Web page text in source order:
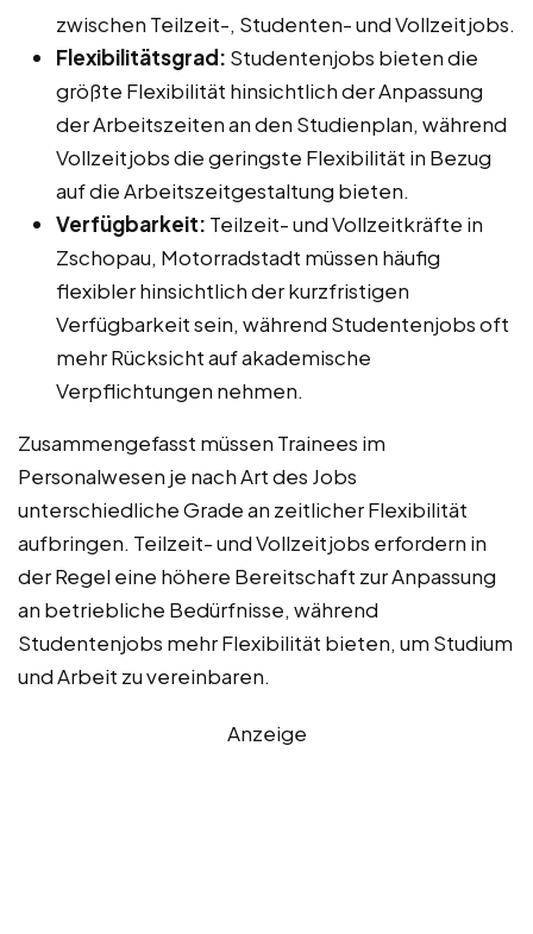
zwischen Teilzeit-, Studenten- und Vollzeitjobs.
Flexibilitätsgrad: Studentenjobs bieten die
größte Flexibilität hinsichtlich der Anpassung
der Arbeitszeiten an den Studienplan, während
Vollzeitjobs die geringste Flexibilität in Bezug
auf die Arbeitszeitgestaltung bieten.
Verfügbarkeit: Teilzeit- und Vollzeitkräfte in
Zschopau, Motorradstadt müssen häufig
flexibler hinsichtlich der kurzfristigen
Verfügbarkeit sein, während Studentenjobs oft
mehr Rücksicht auf akademische
Verpflichtungen nehmen.
Zusammengefasst müssen Trainees im
Personalwesen je nach Art des Jobs
unterschiedliche Grade an zeitlicher Flexibilität
aufbringen. Teilzeit- und Vollzeitjobs erfordern in
der Regel eine höhere Bereitschaft zur Anpassung
an betriebliche Bedürfnisse, während
Studentenjobs mehr Flexibilität bieten, um Studium
und Arbeit zu vereinbaren.
Anzeige